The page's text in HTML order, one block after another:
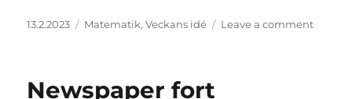
Posted
13.2.2023 Categories
Matematik,Veckans idé Leave a commenton
Newspaper fort